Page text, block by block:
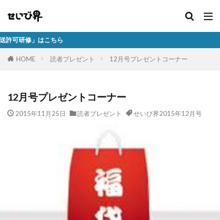
ちら
HOME 読者プレゼント 12月号プレゼントコーナー
12月号プレゼントコーナー
2015年11月25日 読者プレゼント せいび界2015年12月号